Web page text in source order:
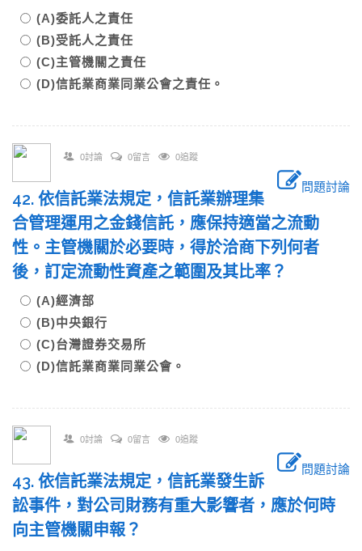
(A)委託人之責任
(B)受託人之責任
(C)主管機關之責任
(D)信託業商業同業公會之責任。
0討論 0留言 0追蹤
問題討論
42. 依信託業法規定，信託業辦理集
合管理運用之金錢信託，應保持適當之流動
性。主管機關於必要時，得於洽商下列何者
後，訂定流動性資產之範圍及其比率？
(A)經濟部
(B)中央銀行
(C)台灣證券交易所
(D)信託業商業同業公會。
0討論 0留言 0追蹤
問題討論
43. 依信託業法規定，信託業發生訴
訟事件，對公司財務有重大影響者，應於何時
向主管機關申報？